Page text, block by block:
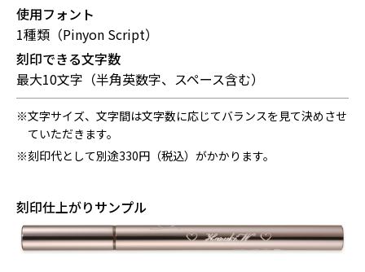
使用フォント
1種類（Pinyon Script）
刻印できる文字数
最大10文字（半角英数字、スペース含む）
※文字サイズ、文字間は文字数に応じてバランスを見て決めさせ
ていただきます。
※刻印代として別途330円（税込）がかかります。
刻印仕上がりサンプル